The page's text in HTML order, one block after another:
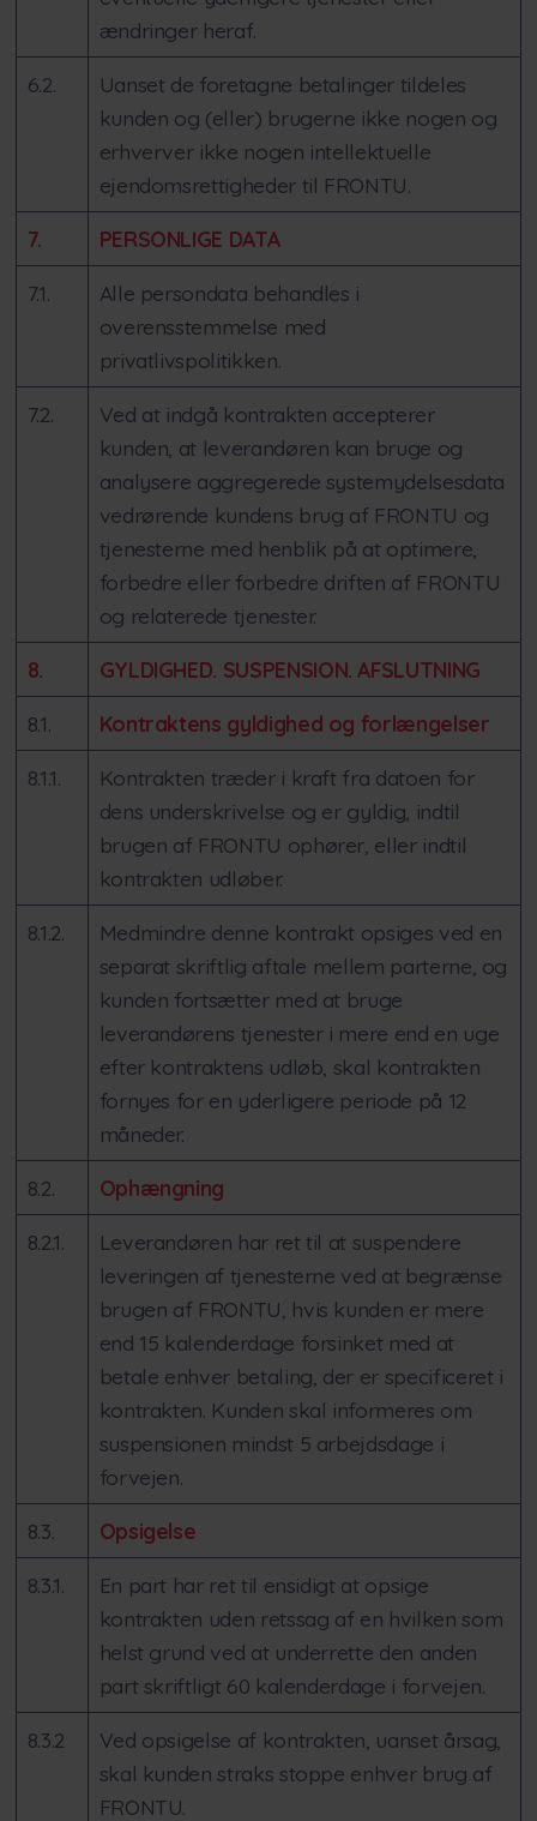
ændringer heraf.
6.2.
Uanset de foretagne betalinger tildeles
kunden og (eller) brugerne ikke nogen og
erhverver ikke nogen intellektuelle
ejendomsrettigheder til FRONTU.
7. PERSONLIGE DATA
7.1.
Alle persondata behandles i
overensstemmelse med
privatlivspolitikken.
7.2.
Ved at indgå kontrakten accepterer
kunden, at leverandøren kan bruge og
analysere aggregerede systemydelsesdata
vedrørende kundens brug af FRONTU og
tjenesterne med henblik på at optimere,
forbedre eller forbedre driften af FRONTU
og relaterede tjenester.
8. GYLDIGHED. SUSPENSION. AFSLUTNING
8.1. Kontraktens gyldighed og forlængelser
8.1.1.
Kontrakten træder i kraft fra datoen for
dens underskrivelse og er gyldig, indtil
brugen af FRONTU ophører, eller indtil
kontrakten udløber.
8.1.2.
Medmindre denne kontrakt opsiges ved en
separat skriftlig aftale mellem parterne, og
kunden fortsætter med at bruge
leverandørens tjenester i mere end en uge
efter kontraktens udløb, skal kontrakten
fornyes for en yderligere periode på 12
måneder.
8.2. Ophængning
8.2.1.
Leverandøren har ret til at suspendere
leveringen af tjenesterne ved at begrænse
brugen af FRONTU, hvis kunden er mere
end 15 kalenderdage forsinket med at
betale enhver betaling, der er specificeret i
kontrakten. Kunden skal informeres om
suspensionen mindst 5 arbejdsdage i
forvejen.
8.3. Opsigelse
8.3.1.
En part har ret til ensidigt at opsige
kontrakten uden retssag af en hvilken som
helst grund ved at underrette den anden
part skriftligt 60 kalenderdage i forvejen.
8.3.2
Ved opsigelse af kontrakten, uanset årsag,
skal kunden straks stoppe enhver brug af
FRONTU.